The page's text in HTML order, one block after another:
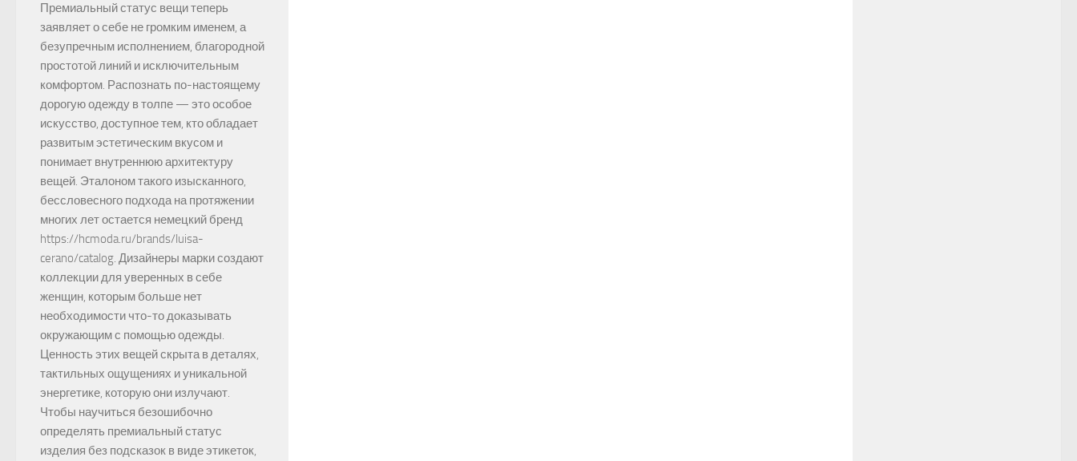
Премиальный статус вещи теперь
заявляет о себе не громким именем, а
безупречным исполнением, благородной
простотой линий и исключительным
комфортом. Распознать по-настоящему
дорогую одежду в толпе — это особое
искусство, доступное тем, кто обладает
развитым эстетическим вкусом и
понимает внутреннюю архитектуру
вещей. Эталоном такого изысканного,
бессловесного подхода на протяжении
многих лет остается немецкий бренд
https://hcmoda.ru/brands/luisa-
cerano/catalog. Дизайнеры марки создают
коллекции для уверенных в себе
женщин, которым больше нет
необходимости что-то доказывать
окружающим с помощью одежды.
Ценность этих вещей скрыта в деталях,
тактильных ощущениях и уникальной
энергетике, которую они излучают.
Чтобы научиться безошибочно
определять премиальный статус
изделия без подсказок в виде этикеток,